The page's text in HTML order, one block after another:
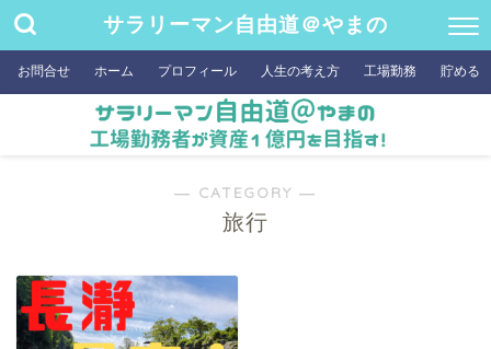
サラリーマン自由道＠やまの
お問合せ ホーム プロフィール 人生の考え方 工場勤務 貯める
― CATEGORY ―
旅行